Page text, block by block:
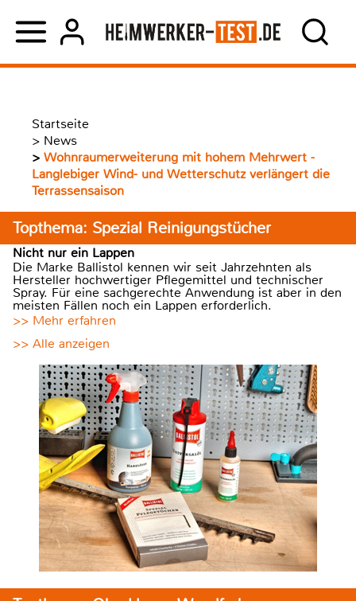
Startseite
> News
> Wohnraumerweiterung mit hohem Mehrwert -
Langlebiger Wind- und Wetterschutz verlängert die
Terrassensaison
Topthema: Spezial Reinigungstücher
Nicht nur ein Lappen
Die Marke Ballistol kennen wir seit Jahrzehnten als
Hersteller hochwertiger Pflegemittel und technischer
Spray. Für eine sachgerechte Anwendung ist aber in den
meisten Fällen noch ein Lappen erforderlich.
>> Mehr erfahren
>> Alle anzeigen